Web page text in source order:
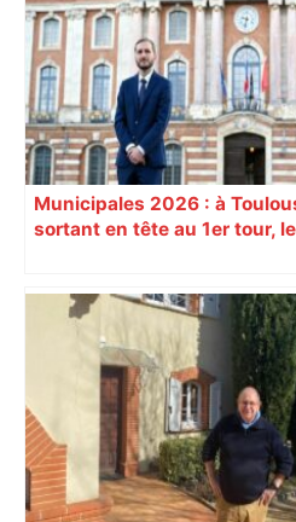
Municipales 2026 : à
sortant en tête au 1er tour,